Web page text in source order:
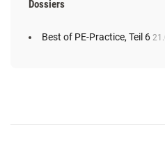
Dossiers
Best of PE-Practice, Teil 6